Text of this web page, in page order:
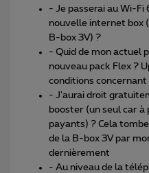
- Je passerai au Wi-
nouvelle internet box
B-box 3V) ?
- Quid de mon actuel
nouveau pack Flex ?
conditions
- J'aurai droit
booster (un seul car
payants) ? Cela
de la B-box 3V par
dernièrement
- Au niveau de la